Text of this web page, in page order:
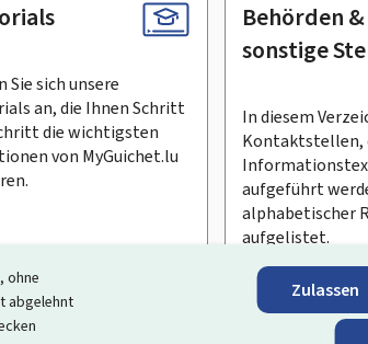
ohne
abgelehnt
Zulassen
Sie sich unsere
an, die Ihnen Schritt
die wichtigsten
von MyGuichet.lu
Behörden &
sonstige
In diesem
Kontaktstellen,
aufgeführt
alphabetischer
aufgelistet.